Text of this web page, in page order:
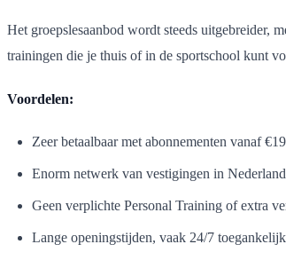
Het groepslesaanbod wordt steeds uitgebreider,
trainingen die je thuis of in de sportschool kunt
Voordelen:
Zeer betaalbaar met abonnementen vanaf
Enorm netwerk van vestigingen in
Geen verplichte Personal Training of extra
Lange openingstijden, vaak 24/7 toegankelijk